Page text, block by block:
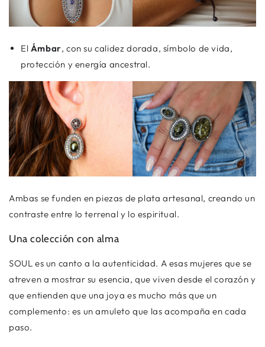
El Ámbar, con su calidez dorada, símbolo de vida,
protección y energía ancestral.
Ambas se funden en piezas de plata artesanal, creando un
contraste entre lo terrenal y lo espiritual.
Una colección con alma
SOUL es un canto a la autenticidad. A esas mujeres que se
atreven a mostrar su esencia, que viven desde el corazón y
que entienden que una joya es mucho más que un
complemento: es un amuleto que las acompaña en cada
paso.